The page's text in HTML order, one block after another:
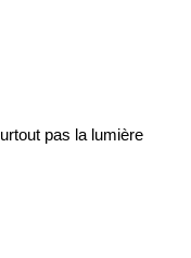
pas la lumière